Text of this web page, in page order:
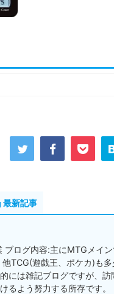
最新記事
ブログ内容:主にMTGメイ
他TCG(遊戯王、ポケカ)も
には雑記ブログですが、
るよう努力する所存です。